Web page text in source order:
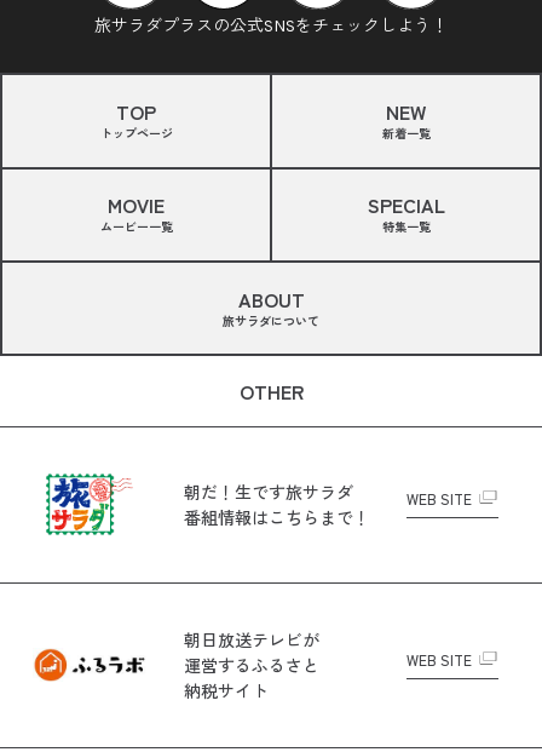
旅サラダプラスの公式SNSをチェックしよう！
TOP
トップページ
NEW
新着一覧
MOVIE
ムービー一覧
SPECIAL
特集一覧
ABOUT
旅サラダについて
OTHER
朝だ！生です旅サラダ
番組情報はこちらまで！
WEB SITE
朝日放送テレビが
運営するふるさと
納税サイト
WEB SITE